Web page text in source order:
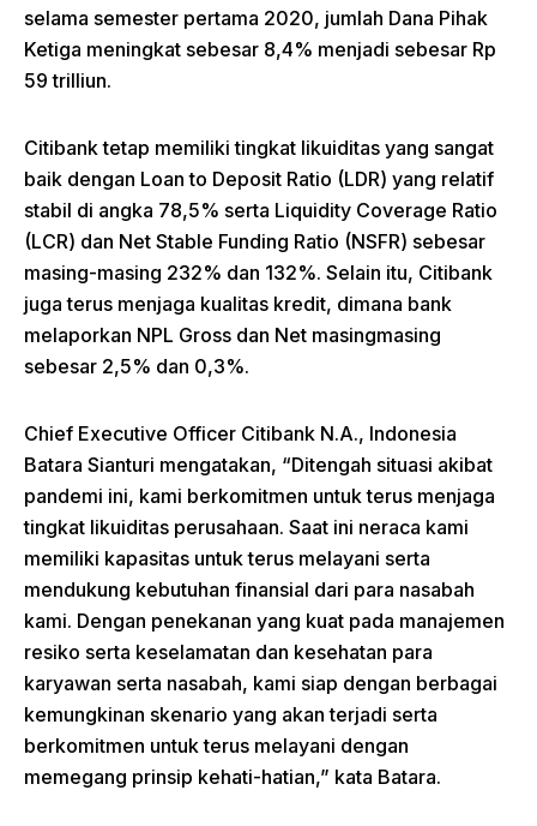
selama semester pertama 2020, jumlah Dana Pihak
Ketiga meningkat sebesar 8,4% menjadi sebesar Rp
59 trilliun.
Citibank tetap memiliki tingkat likuiditas yang sangat
baik dengan Loan to Deposit Ratio (LDR) yang relatif
stabil di angka 78,5% serta Liquidity Coverage Ratio
(LCR) dan Net Stable Funding Ratio (NSFR) sebesar
masing-masing 232% dan 132%. Selain itu, Citibank
juga terus menjaga kualitas kredit, dimana bank
melaporkan NPL Gross dan Net masingmasing
sebesar 2,5% dan 0,3%.
Chief Executive Officer Citibank N.A., Indonesia
Batara Sianturi mengatakan, “Ditengah situasi akibat
pandemi ini, kami berkomitmen untuk terus menjaga
tingkat likuiditas perusahaan. Saat ini neraca kami
memiliki kapasitas untuk terus melayani serta
mendukung kebutuhan finansial dari para nasabah
kami. Dengan penekanan yang kuat pada manajemen
resiko serta keselamatan dan kesehatan para
karyawan serta nasabah, kami siap dengan berbagai
kemungkinan skenario yang akan terjadi serta
berkomitmen untuk terus melayani dengan
memegang prinsip kehati-hatian,” kata Batara.